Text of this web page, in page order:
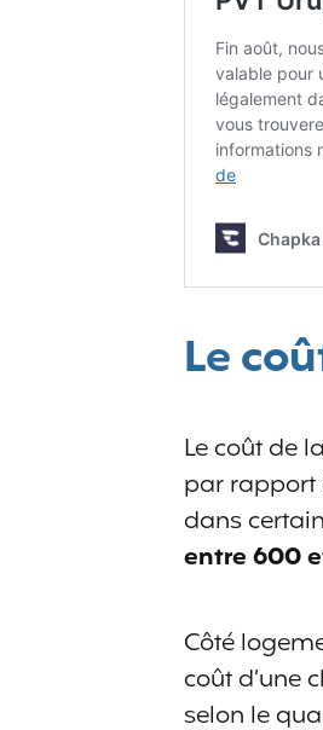
Le
Le coût de
par rapport
dans
entre600
Côté
coût d’une
selon le